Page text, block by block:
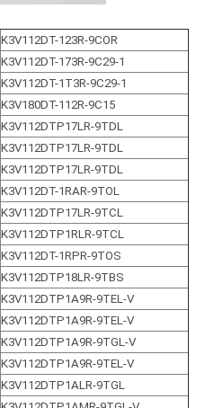
K3V112DT-123R-9COR
K3V112DT-173R-9C29-1
K3V112DT-1T3R-9C29-1
K3V180DT-112R-9C15
K3V112DTP17LR-9TDL
K3V112DTP17LR-9TDL
K3V112DTP17LR-9TDL
K3V112DT-1RAR-9TOL
K3V112DTP17LR-9TCL
K3V112DTP1RLR-9TCL
K3V112DT-1RPR-9TOS
K3V112DTP18LR-9TBS
K3V112DTP1A9R-9TEL-V
K3V112DTP1A9R-9TEL-V
K3V112DTP1A9R-9TGL-V
K3V112DTP1A9R-9TEL-V
K3V112DTP1ALR-9TGL